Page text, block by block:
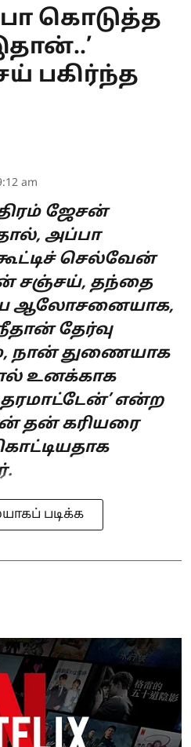
கொடுத்த
பகிர்ந்த
am
ஜேசன்
அப்பா
செல்வேன்
சஞ்சய், தந்தை
ஆலோசனையாக,
தேர்வு
நான் துணையாக
உனக்காக
என்ற
தன் கரியரை
படிக்க